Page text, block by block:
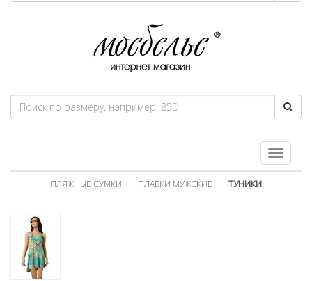
Toggle
navigation
ПЛЯЖНЫЕ СУМКИ
ПЛАВКИ МУЖСКИЕ ТУНИКИ